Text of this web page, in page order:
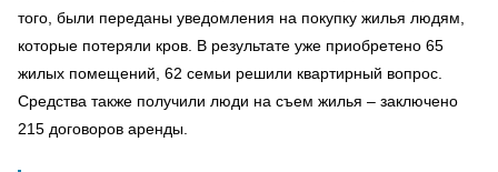
того, были переданы уведомления на покупку жилья людям,
которые потеряли кров. В результате уже приобретено 65
жилых помещений, 62 семьи решили квартирный вопрос.
Средства также получили люди на съем жилья – заключено
215 договоров аренды.